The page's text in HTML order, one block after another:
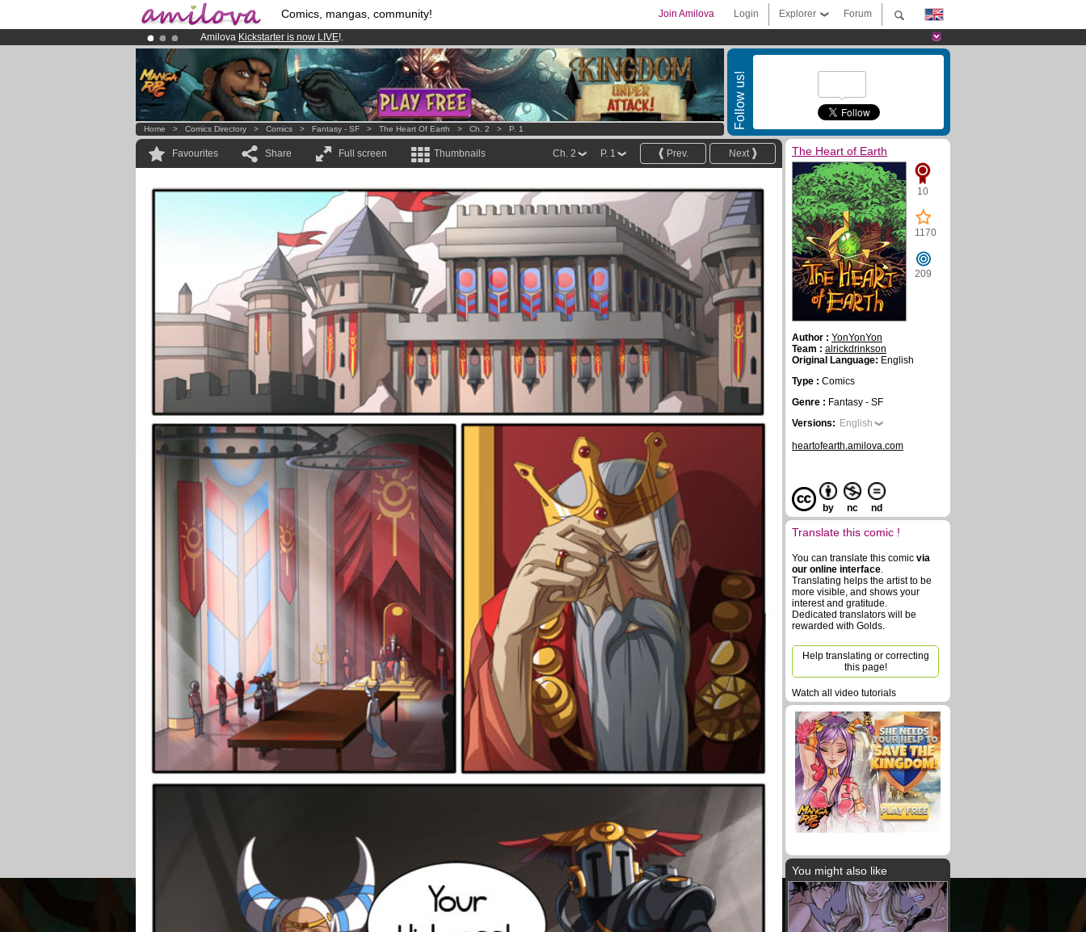
Comics, mangas, community! Forum
Explorer
Login
Join Amilova
Amilova Kickstarter is now LIVE!.
Already 134393membersand 1208comics & mangas!.
Premium membership from3.95 euros per month !Get membership now
Follow us!
Home > Comics Directory > Comics > Fantasy - SF > The Heart Of Earth > Ch. 2 > P. 1
Favourites Share Full screen Thumbnails Next
Prev.
P. 1
Ch. 2 The Heart of Earth
10
1170
209
Author : YonYonYon
Team : alrickdrinkson
Original Language: English
Type : Comics
Genre : Fantasy - SF
Versions: English
heartofearth.amilova.com
by nc nd
Translate this comic !
You can translate this comic via
our online interface.
Translating helps the artist to be
more visible, and shows your
interest and gratitude.
Dedicated translators will be
rewarded with Golds.
Help translating or correcting
this page!
Watch all video tutorials
You might also like